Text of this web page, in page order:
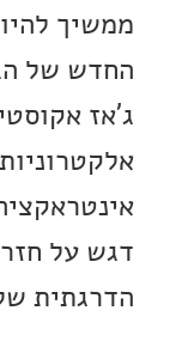
להיות אחד
של הג’אז
אקוסטי,
הצליל
הדוקה
חזרתיות,
של מתח.